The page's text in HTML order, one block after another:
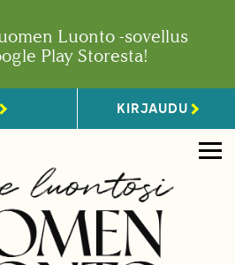
Luonto -sovellus
Play Storesta!
KIRJAUDU